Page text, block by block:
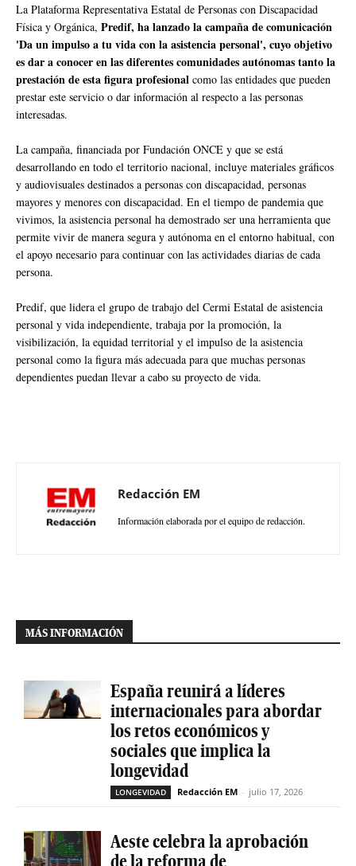
La Plataforma Representativa Estatal de Personas con Discapacidad
Física y Orgánica, Predif, ha lanzado la campaña de comunicación
'Da un impulso a tu vida con la asistencia personal', cuyo objetivo
es dar a conocer en las diferentes comunidades autónomas tanto la
prestación de esta figura profesional como las entidades que pueden
prestar este servicio o dar información al respecto a las personas
interesadas.
La campaña, financiada por Fundación ONCE y que se está
desarrollando en todo el territorio nacional, incluye materiales gráficos
y audiovisuales destinados a personas con discapacidad, personas
mayores y menores con discapacidad. En el tiempo de pandemia que
vivimos, la asistencia personal ha demostrado ser una herramienta que
permite vivir de manera segura y autónoma en el entorno habitual, con
el apoyo necesario para continuar con las actividades diarias de cada
persona.
Predif, que lidera el grupo de trabajo del Cermi Estatal de asistencia
personal y vida independiente, trabaja por la promoción, la
visibilización, la equidad territorial y el impulso de la asistencia
personal como la figura más adecuada para que muchas personas
dependientes puedan llevar a cabo su proyecto de vida.
Redacción EM
Información elaborada por el equipo de redacción.
MÁS INFORMACIÓN
España reunirá a líderes
internacionales para abordar
los retos económicos y
sociales que implica la
longevidad
LONGEVIDAD Redacción EM - julio 17, 2026
Aeste celebra la aprobación
de la reforma de